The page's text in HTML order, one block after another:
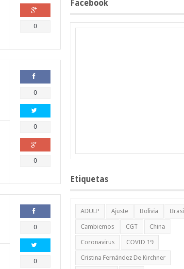
Compartir
0
Compartir
0
Compartir
0
Compartir
0
Compartir
0
Compartir
0
Facebook
Etiquetas
ADULP Ajuste Bolivia Brasil
Cambiemos CGT China
Coronavirus COVID 19
Cristina Fernández De Kirchner